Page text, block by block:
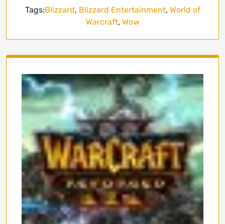
Tags:Blizzard, Blizzard Entertainment, World of
Warcraft, Wow